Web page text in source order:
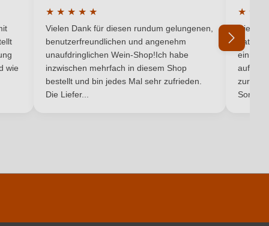
Barco del Corneta
0,75 L
Spanien
von 5 Sternen
wie
★ ★ ★ ★ ★
Durchschnittliche Bewertung von 5 von 5 Sternen
Vielen Dank für diesen rundum gelungenen,
benutzerfreundlichen und angenehm
unaufdringlichen Wein-Shop!Ich habe
inzwischen mehrfach in diesem Shop
bestellt und bin jedes Mal sehr zufrieden.
Die Liefer...
★ ★
Die
hat
einmal
auf
zurück
Son...